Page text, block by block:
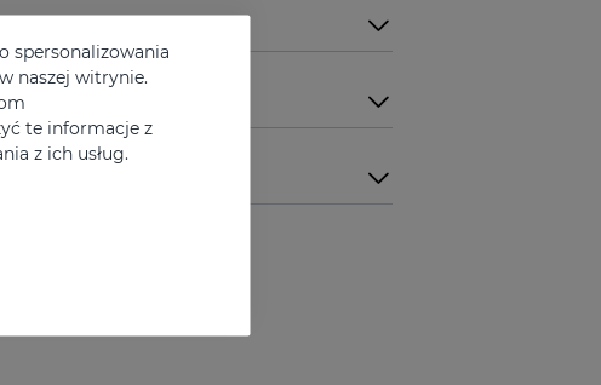
spersonalizowania
naszej witrynie.
te informacje z
z ich usług.